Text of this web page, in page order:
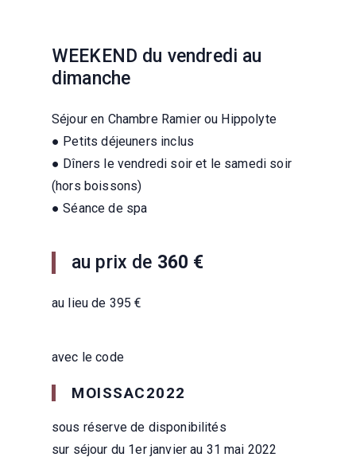
WEEKEND du vendredi au
dimanche
Séjour en Chambre Ramier ou Hippolyte
● Petits déjeuners inclus
● Dîners le vendredi soir et le samedi soir
(hors boissons)
● Séance de spa
au prix de 360 €
au lieu de 395 €
avec le code
MOISSAC2022
sous réserve de disponibilités
sur séjour du 1er janvier au 31 mai 2022